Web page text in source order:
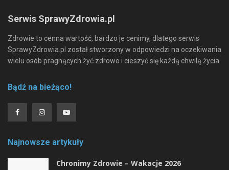
Serwis SprawyZdrowia.pl
Zdrowie to cenna wartość, bardzo je cenimy, dlatego serwis
SprawyZdrowia.pl został stworzony w odpowiedzi na oczekiwania
wielu osób pragnących żyć zdrowo i cieszyć się każdą chwilą życia
Bądź na bieżąco!
Najnowsze artykuły
Chronimy Zdrowie ­– Wakacje 2026